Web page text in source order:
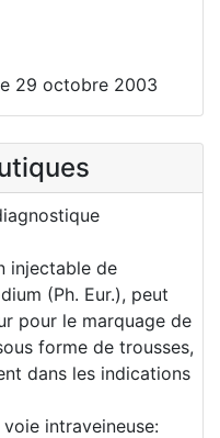
29 octobre 2003
injectable de
(Ph. Eur.), peut
pour le marquage de
forme de trousses,
dans les indications
intraveineuse: